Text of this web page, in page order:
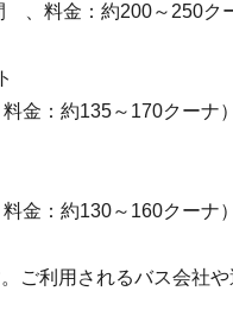
、料金：約200～250ク
金：約135～170クーナ）
金：約130～160クーナ）
ご利用されるバス会社